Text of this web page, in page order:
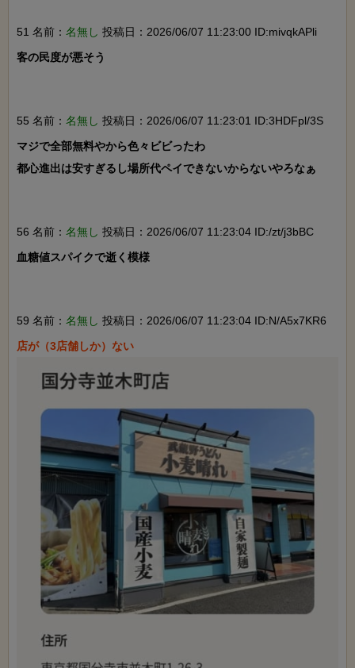
51 名前： 名無し 投稿日：2026/06/07 11:23:00 ID:mivqkAPli
客の民度が悪そう
55 名前： 名無し 投稿日：2026/06/07 11:23:01 ID:3HDFpl/3S
マジで全部無料やから色々ビビったわ
都心進出は安すぎるし場所代ペイできないからないやろなぁ
56 名前： 名無し 投稿日：2026/06/07 11:23:04 ID:/zt/j3bBC
血糖値スパイクで逝く模様
59 名前： 名無し 投稿日：2026/06/07 11:23:04 ID:N/A5x7KR6